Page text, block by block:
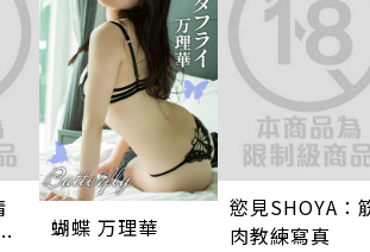
蝴蝶 万理華
慾見SHOYA：
肉教練寫真